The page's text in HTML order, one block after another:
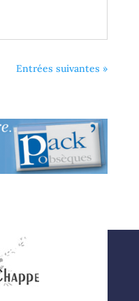
Entrées suivantes »